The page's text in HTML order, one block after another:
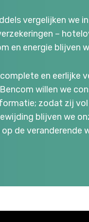
vergelijken we
–
en energie blijven
en eerlijke
willen we
zodat zij
blijven we
de veranderende